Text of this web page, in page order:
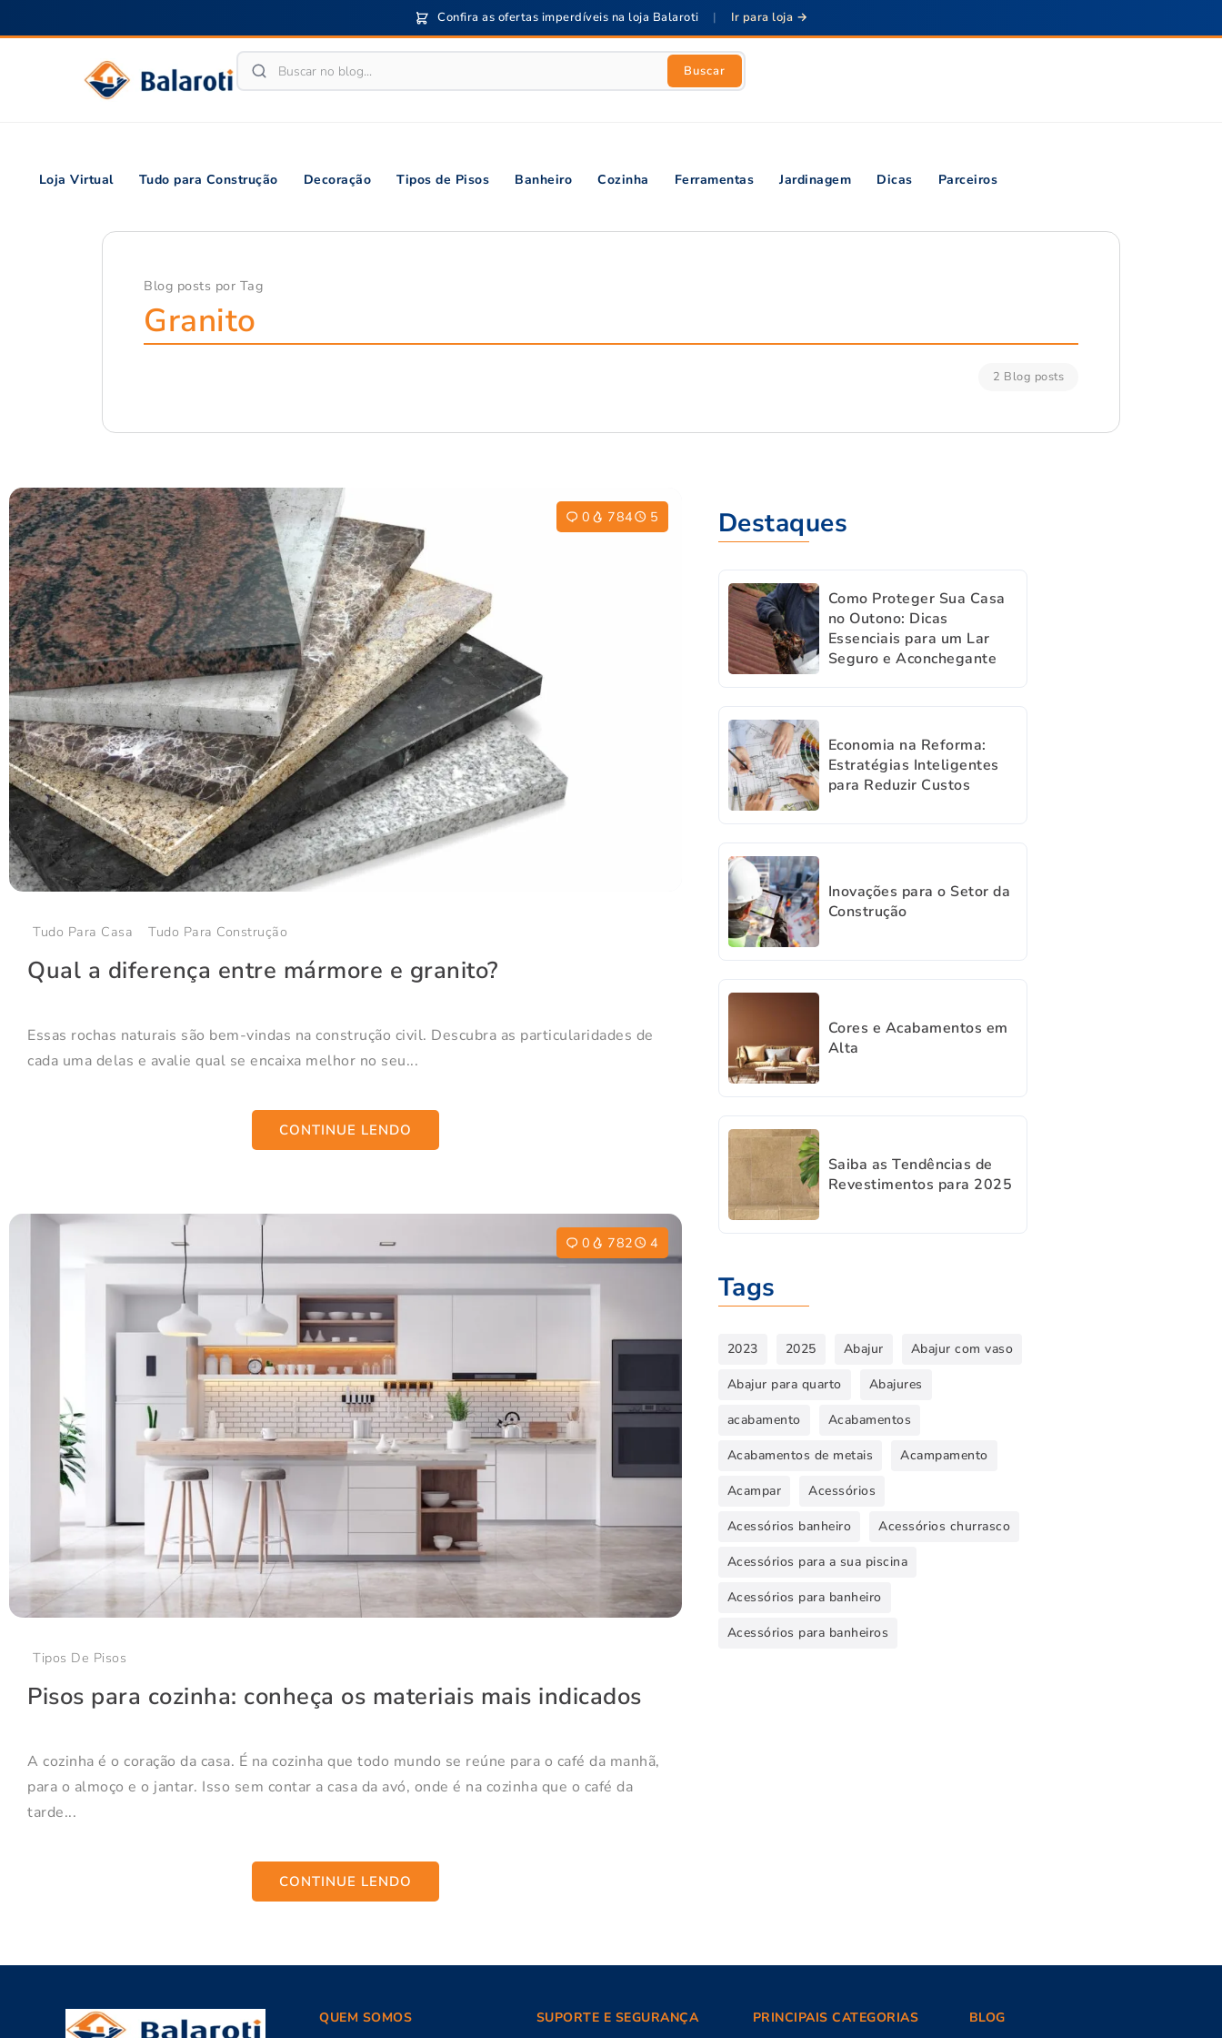
Confira as ofertas imperdíveis na loja Balaroti | Ir para loja →
Buscar
Loja Virtual Tudo para Construção Decoração Tipos de Pisos Banheiro Cozinha Ferramentas Jardinagem Dicas Parceiros
Blog posts por Tag
Granito
2 Blog posts
0 784 5
Tudo Para Casa Tudo Para Construção
Qual a diferença entre mármore e granito?
Essas rochas naturais são bem-vindas na construção civil. Descubra as particularidades de
cada uma delas e avalie qual se encaixa melhor no seu...
CONTINUE LENDO
0 782 4
Tipos De Pisos
Pisos para cozinha: conheça os materiais mais indicados
A cozinha é o coração da casa. É na cozinha que todo mundo se reúne para o café da manhã,
para o almoço e o jantar. Isso sem contar a casa da avó, onde é na cozinha que o café da
tarde...
CONTINUE LENDO
Destaques
Como Proteger Sua Casa
no Outono: Dicas
Essenciais para um Lar
Seguro e Aconchegante
Economia na Reforma:
Estratégias Inteligentes
para Reduzir Custos
Inovações para o Setor da
Construção
Cores e Acabamentos em
Alta
Saiba as Tendências de
Revestimentos para 2025
Tags
2023 2025 Abajur Abajur com vaso
Abajur para quarto Abajures
acabamento Acabamentos
Acabamentos de metais Acampamento
Acampar Acessórios
Acessórios banheiro Acessórios churrasco
Acessórios para a sua piscina
Acessórios para banheiro
Acessórios para banheiros
QUEM SOMOS SUPORTE E SEGURANÇA PRINCIPAIS CATEGORIAS BLOG